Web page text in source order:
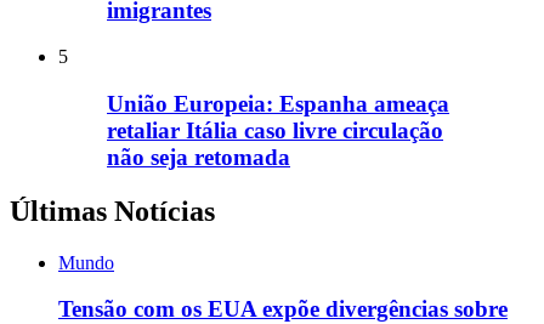
imigrantes
5
União Europeia: Espanha ameaça
retaliar Itália caso livre circulação
não seja retomada
Últimas Notícias
Mundo
Tensão com os EUA expõe divergências sobre